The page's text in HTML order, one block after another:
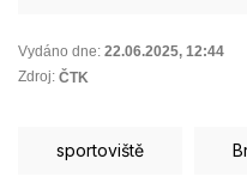
Vydáno dne: 22.06.2025, 12:44
Zdroj: ČTK
sportoviště